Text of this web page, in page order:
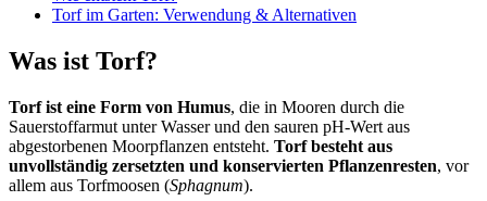
Torf im Garten: Verwendung & Alternativen
Was ist Torf?
Torf ist eine Form von Humus, die in Mooren durch die
Sauerstoffarmut unter Wasser und den sauren pH-Wert aus
abgestorbenen Moorpflanzen entsteht. Torf besteht aus
unvollständig zersetzten und konservierten Pflanzenresten, vor
allem aus Torfmoosen (Sphagnum).